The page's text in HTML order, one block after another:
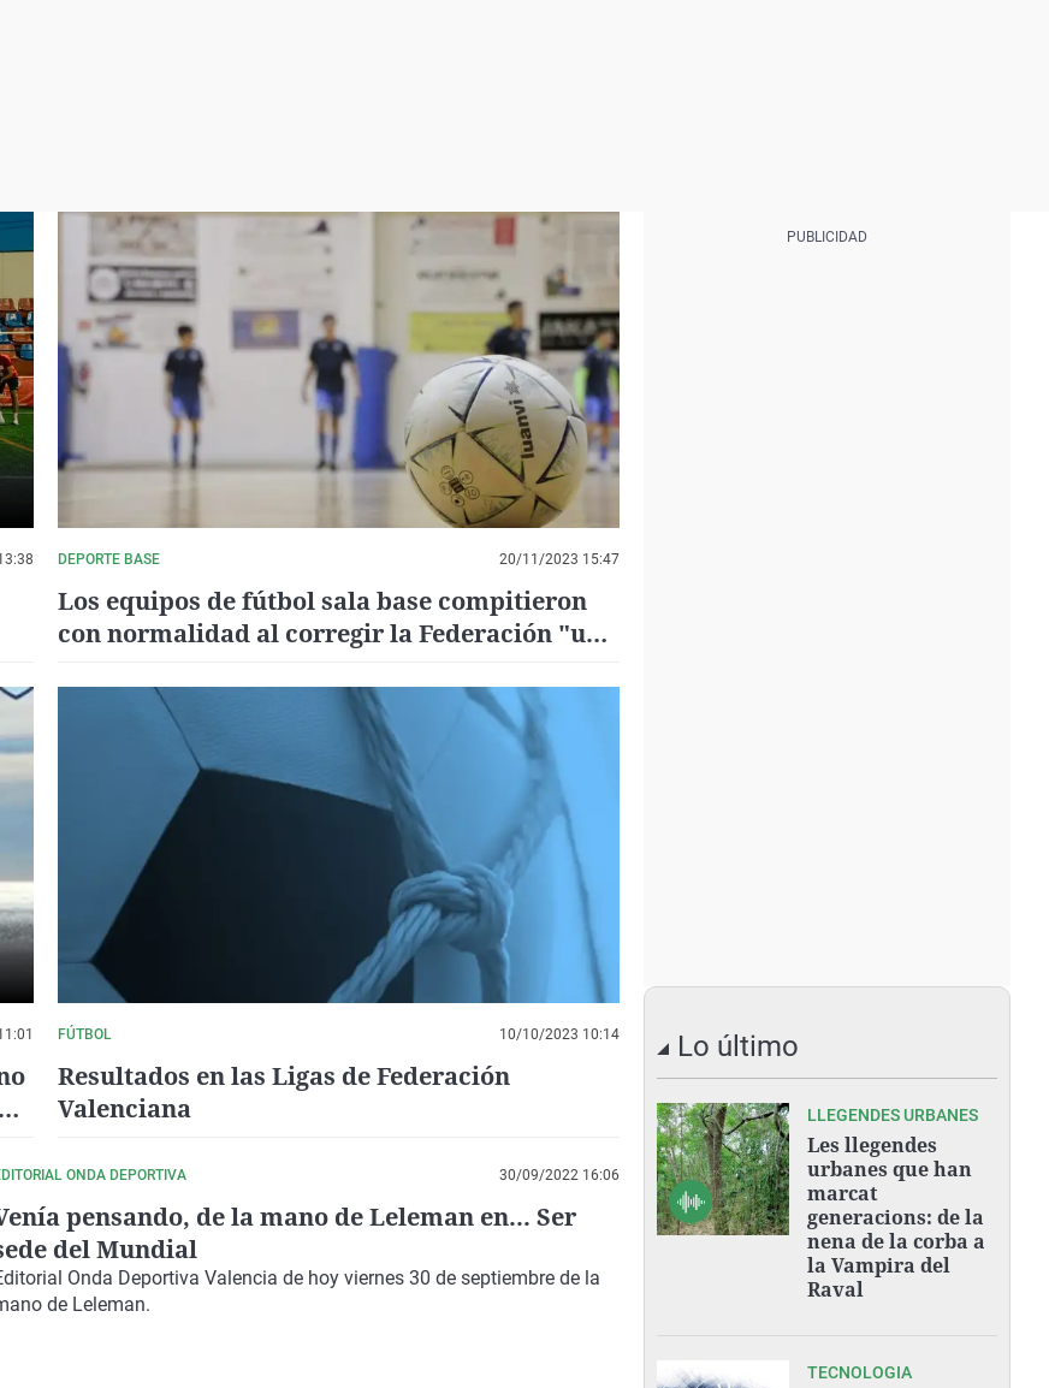
DEPORTE BASE 20/11/2023 15:47
Los equipos de fútbol sala base compitieron
con normalidad al corregir la Federación "un
FÚTBOL 10/10/2023 10:14
Resultados en las Ligas de Federación
Valenciana
ONDA DEPORTIVA 30/09/2022 16:06
pensando, de la mano de Leleman en... Ser
del Mundial
Onda Deportiva Valencia de hoy viernes 30 de septiembre de la
de Leleman.
Lo último
LLEGENDES URBANES
Les llegendes
urbanes que han
marcat
generacions: de la
nena de la corba a
la Vampira del
Raval
TECNOLOGIA